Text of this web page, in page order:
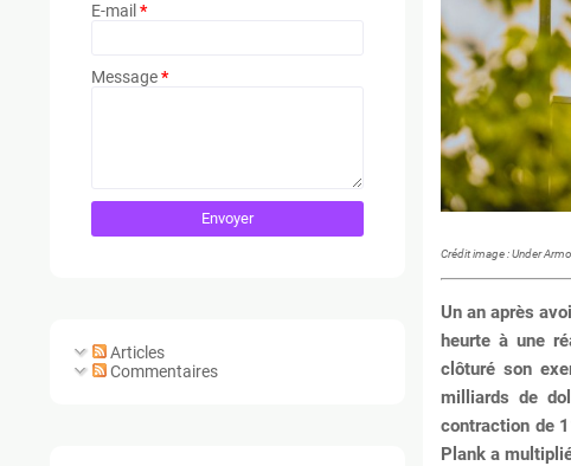
E-mail *
Message*
Articles
Commentaires
Crédit image : Under
Un an après
heurte à une
clôturé son
milliards de
contraction de
Plank a